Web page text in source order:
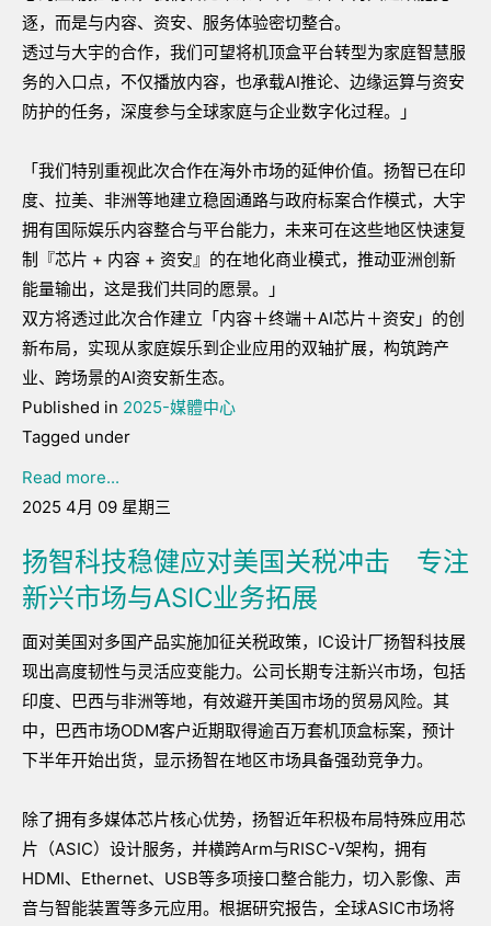
逐，而是与内容、资安、服务体验密切整合。
透过与大宇的合作，我们可望将机顶盒平台转型为家庭智慧服
务的入口点，不仅播放内容，也承载AI推论、边缘运算与资安
防护的任务，深度参与全球家庭与企业数字化过程。」
「我们特别重视此次合作在海外市场的延伸价值。扬智已在印
度、拉美、非洲等地建立稳固通路与政府标案合作模式，大宇
拥有国际娱乐内容整合与平台能力，未来可在这些地区快速复
制『芯片 + 内容 + 资安』的在地化商业模式，推动亚洲创新
能量输出，这是我们共同的愿景。」
双方将透过此次合作建立「内容＋终端＋AI芯片＋资安」的创
新布局，实现从家庭娱乐到企业应用的双轴扩展，构筑跨产
业、跨场景的AI资安新生态。
Published in 2025-媒體中心
Tagged under
Read more...
2025 4月 09 星期三
扬智科技稳健应对美国关税冲击 专注
新兴市场与ASIC业务拓展
面对美国对多国产品实施加征关税政策，IC设计厂扬智科技展
现出高度韧性与灵活应变能力。公司长期专注新兴市场，包括
印度、巴西与非洲等地，有效避开美国市场的贸易风险。其
中，巴西市场ODM客户近期取得逾百万套机顶盒标案，预计
下半年开始出货，显示扬智在地区市场具备强劲竞争力。
除了拥有多媒体芯片核心优势，扬智近年积极布局特殊应用芯
片（ASIC）设计服务，并横跨Arm与RISC-V架构，拥有
HDMI、Ethernet、USB等多项接口整合能力，切入影像、声
音与智能装置等多元应用。根据研究报告，全球ASIC市场将